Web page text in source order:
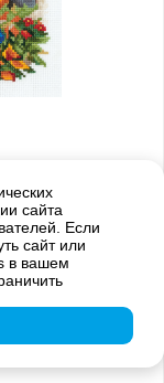
от
сайта
Если
сайт или
в вашем